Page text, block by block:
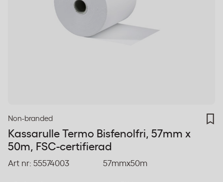
Non-branded
Kassarulle Termo Bisfenolfri, 57mm x
50m, FSC-certifierad
Art nr: 55574003 57mmx50m